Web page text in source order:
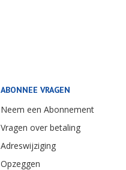
ABONNEE VRAGEN
Neem een Abonnement
Vragen over betaling
Adreswijziging
Opzeggen